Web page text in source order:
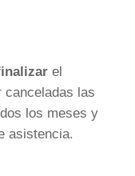
el
canceladas las
los meses y
asistencia.